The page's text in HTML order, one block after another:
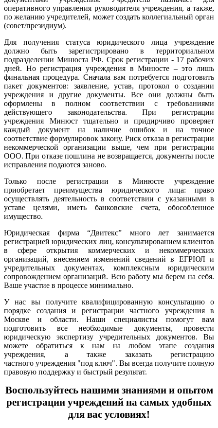
оперативного управления руководителя учреждения, а также,
по желанию учредителей, может создать коллегиальный орган
(совет/президиум).
Для получения статуса юридического лица учреждение
должно быть зарегистрировано в территориальном
подразделении Минюста РФ. Срок регистрации - 17 рабочих
дней. Но регистрация учреждения в Минюсте – это лишь
финальная процедура. Сначала вам потребуется подготовить
пакет документов: заявление, устав, протокол о создании
учреждения и другие документы. Все они должны быть
оформлены в полном соответствии с требованиями
действующего законодательства. При регистрации
учреждения Минюст тщательно и придирчиво проверяет
каждый документ на наличие ошибок и на точное
соответствие формулировок закону. Риск отказа в регистрации
некоммерческой организации выше, чем при регистрации
ООО. При отказе пошлина не возвращается, документы после
исправления подаются заново.
Только после регистрации в Минюсте учреждение
приобретает преимущества юридического лица: право
осуществлять деятельность в соответствии с указанными в
уставе целями, иметь банковские счета, обособленное
имущество.
Юридическая фирма “Двитекс” много лет занимается
регистрацией юридических лиц, консультированием клиентов
в сфере открытия коммерческих и некоммерческих
организаций, внесением изменений сведений в ЕГРЮЛ и
учредительных документах, комплексным юридическим
сопровождением организаций. Всю работу мы берем на себя.
Ваше участие в процессе минимально.
У нас вы получите квалифицированную консультацию о
порядке создания и регистрации частного учреждения в
Москве и области. Наши специалисты помогут вам
подготовить все необходимые документы, провести
юридическую экспертизу учредительных документов. Вы
можете обратиться к нам на любом этапе создания
учреждения, а также заказать регистрацию
частного учреждения "под ключ". Вы всегда получите полную
правовую поддержку и быстрый результат.
Воспользуйтесь нашими знаниями и опытом
регистрации учреждений на самых удобных
для вас условиях!